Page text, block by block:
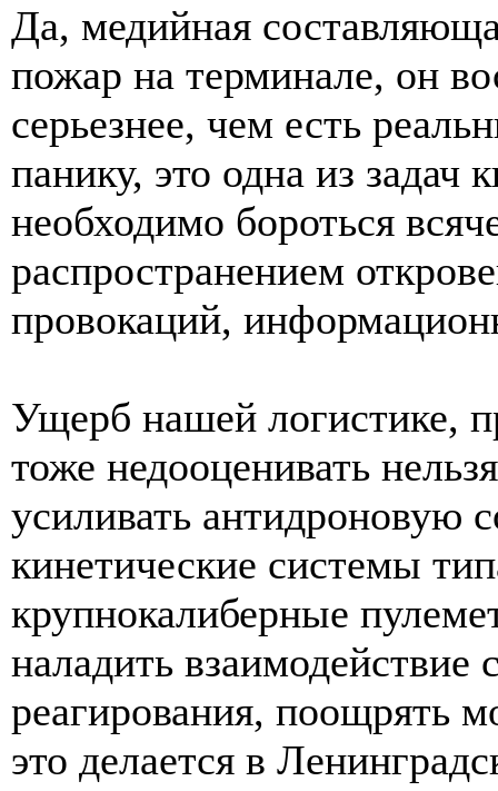
Да, медийная
пожар на терминале, он
серьезнее, чем есть
панику, это одна из задач
необходимо бороться
распространением
провокаций,
Ущерб нашей логистике,
тоже недооценивать
усиливать
кинетические системы
крупнокалиберные
наладить
реагирования, поощрять
это делается в